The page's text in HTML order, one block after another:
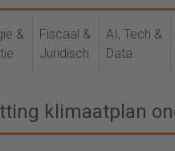
&
Fiscaal &
Juridisch
AI, Tech &
Data
klimaatplan